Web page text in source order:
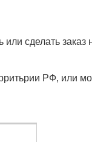
сделать заказ
РФ, или